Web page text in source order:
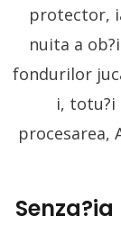
protector,
nuita a
fondurilor
i, totu?i
procesarea,